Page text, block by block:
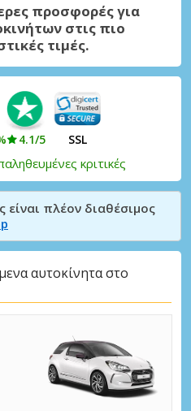
προσφορές για
στις πιο
τιμές.
4.1/5 SSL
κριτικές
πλέον διαθέσιμος
αυτοκίνητα στο